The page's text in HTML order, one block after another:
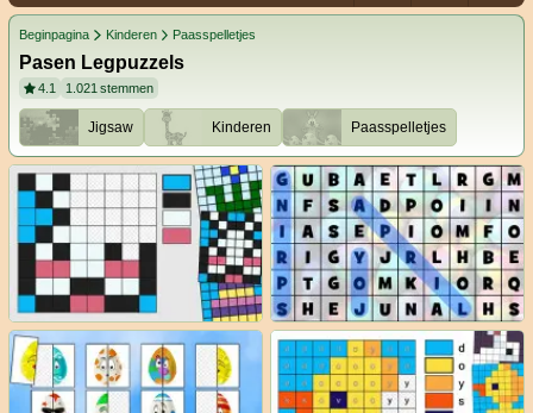
Beginpagina Kinderen Paasspelletjes
Pasen Legpuzzels
4.1 1.021stemmen
Jigsaw Kinderen Paasspelletjes